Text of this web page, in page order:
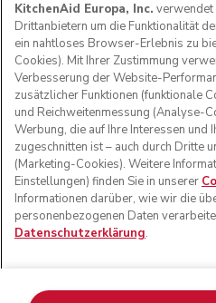
FOLGEN
und das Design der
KitchenAid Europa, Inc. verwendet
Drittanbietern um die Funktionalität
ein nahtloses Browser-Erlebnis zu
Cookies). Mit Ihrer Zustimmung
Verbesserung der Website-
zusätzlicher Funktionen (funktionale
und Reichweitenmessung (Analyse-
Werbung, die auf Ihre Interessen und
zugeschnitten ist – auch durch Dritte
(Marketing-Cookies). Weitere
Einstellungen) finden Sie in unserer
Informationen darüber, wie wir die
personenbezogenen Daten
Datenschutzerklärung.